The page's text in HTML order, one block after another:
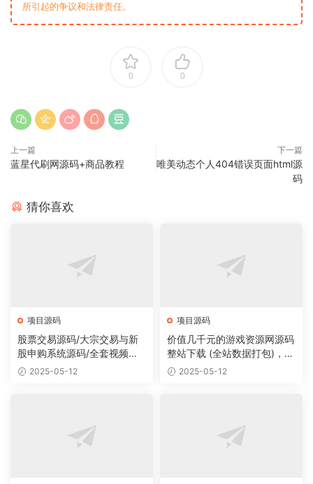
所引起的争议和法律责任。
0 0
上一篇
蓝星代刷网源码+商品教程
下一篇
唯美动态个人404错误页面html源
码
猜你喜欢
项目源码
股票交易源码/大宗交易与新
股申购系统源码/全套视频教
程 2025-05-12
项目源码
价值几千元的游戏资源网源码
整站下载 (全站数据打包)，数
据里面有200多个宝贝。
2025-05-12